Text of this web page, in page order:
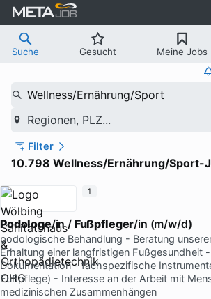
Suche Gesucht Meine Jobs
Wellness/Ernährung/Sport
Regionen, PLZ...
Filter
10.798 Wellness/Ernährung/Sport-
Podologe/in / Fußpfleger/in (m/w/d)
podologische Behandlung - Beratung
Erhaltung einer langfristigen Fußgesundheit
Dokumentation - fachspezifische
Fußpflege) - Interesse an der Arbeit mit
medizinischen Zusammenhängen
1